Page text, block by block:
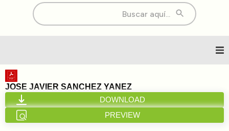
Buscar:
Inicio
Nosotros
JOSE JAVIER SANCHEZ YANEZ
DOWNLOAD
PREVIEW